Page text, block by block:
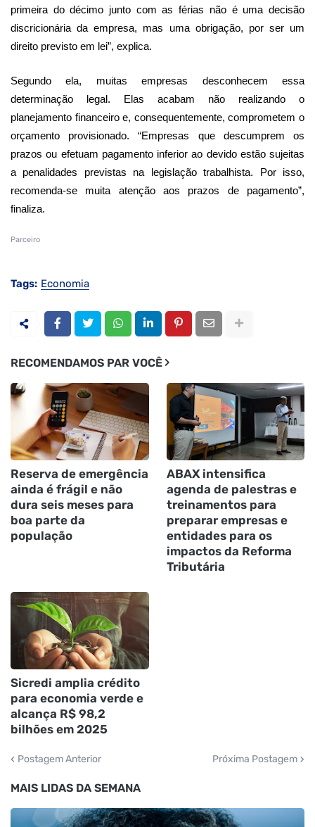
primeira do décimo junto com as férias não é uma decisão
discricionária da empresa, mas uma obrigação, por ser um
direito previsto em lei”, explica.
Segundo ela, muitas empresas desconhecem essa
determinação legal. Elas acabam não realizando o
planejamento financeiro e, consequentemente, comprometem o
orçamento provisionado. “Empresas que descumprem os
prazos ou efetuam pagamento inferior ao devido estão sujeitas
a penalidades previstas na legislação trabalhista. Por isso,
recomenda-se muita atenção aos prazos de pagamento”,
finaliza.
Parceiro
Tags: Economia
RECOMENDAMOS PAR VOCÊ
Reserva de emergência
ainda é frágil e não
dura seis meses para
boa parte da
população
ABAX intensifica
agenda de palestras e
treinamentos para
preparar empresas e
entidades para os
impactos da Reforma
Tributária
Sicredi amplia crédito
para economia verde e
alcança R$ 98,2
bilhões em 2025
Postagem Anterior Próxima Postagem
MAIS LIDAS DA SEMANA